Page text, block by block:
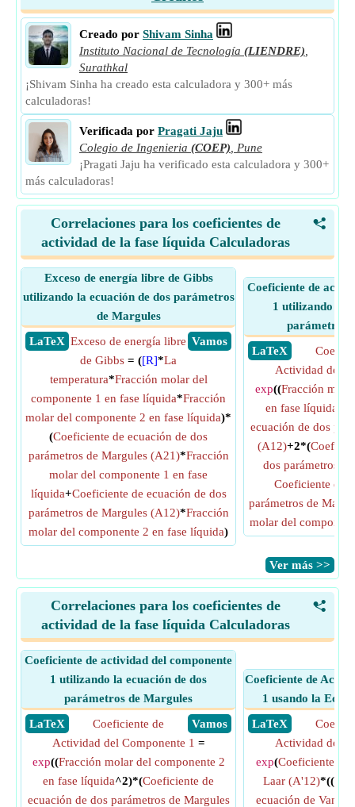
Creado por Shivam Sinha
Instituto Nacional de Tecnología (LIENDRE)
Surathkal
¡Shivam Sinha ha creado esta calculadora y 300+ más
calculadoras!
Verificada por Pragati Jaju
Colegio de Ingenieria (COEP)
Pune
¡Pragati Jaju ha verificado esta calculadora y 300+
más calculadoras!
<
Correlaciones para los coeficientes de
actividad de la fase líquida Calculadoras
Exceso de energía libre de Gibbs
utilizando la ecuación de dos parámetros
de Margules
​ LaTeX
​ Vamos
Exceso de energía libre
de Gibbs = ([R]*La
temperatura*Fracción molar del
componente 1 en fase líquida*Fracción
molar del componente 2 en fase líquida)*
(Coeficiente de ecuación de dos
parámetros de Margules (A21)*Fracción
molar del componente 1 en fase
líquida+Coeficiente de ecuación de dos
parámetros de Margules (A12)*Fracción
molar del componente 2 en fase líquida)
Coeficiente de
1 utilizando la
parámetros
​ LaTeX
Actividad del
exp((Fracción
en fase líquida
ecuación de dos
(A12)+2*(
dos parámetros
Coeficiente de
parámetros de
molar del
​Ver más >>
<
Correlaciones para los coeficientes de
actividad de la fase líquida Calculadoras
Coeficiente de actividad del componente
1 utilizando la ecuación de dos
parámetros de Margules
​ LaTeX
​ Vamos
Coeficiente de
Actividad del Componente 1 =
exp((Fracción molar del componente 2
en fase líquida^2)*(Coeficiente de
ecuación de dos parámetros de Margules
Coeficiente de
1 usando la
​ LaTeX
Actividad del
exp(Coeficiente de
Laar (A'12)*((1+((
ecuación de Van